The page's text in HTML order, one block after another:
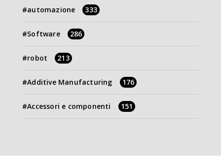
automazione 333
Software 286
robot 213
Additive Manufacturing 176
Accessori e componenti 151